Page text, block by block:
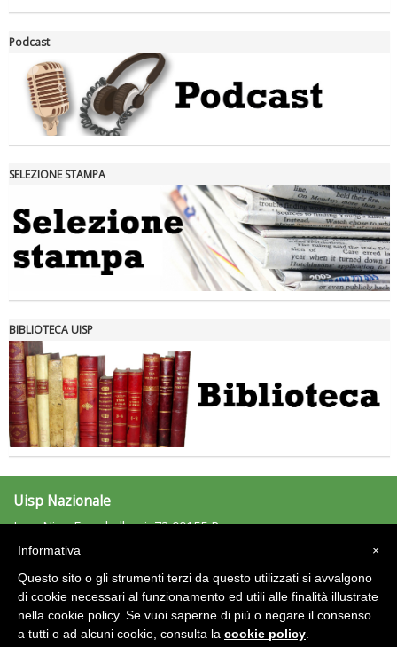
Tiziano Pesce nel Cda di Fondazione Terzjus: prima riunione a
Podcast
SELEZIONE STAMPA
BIBLIOTECA UISP
Uisp Nazionale
L.go Nino Franchellucci, 73 00155 Roma
Tel: 06.439841 - Fax: 06.43984320
C.F.: 97029170582
Area Riservata 2.0
×
Informativa
Questo sito o gli strumenti terzi da questo utilizzati si avvalgono
di cookie necessari al funzionamento ed utili alle finalità illustrate
nella cookie policy. Se vuoi saperne di più o negare il consenso
a tutti o ad alcuni cookie, consulta la cookie policy